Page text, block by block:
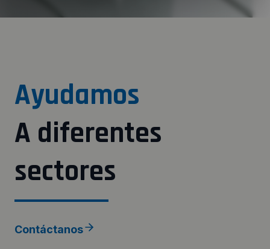
Ayudamos
A diferentes
sectores
Contáctanos